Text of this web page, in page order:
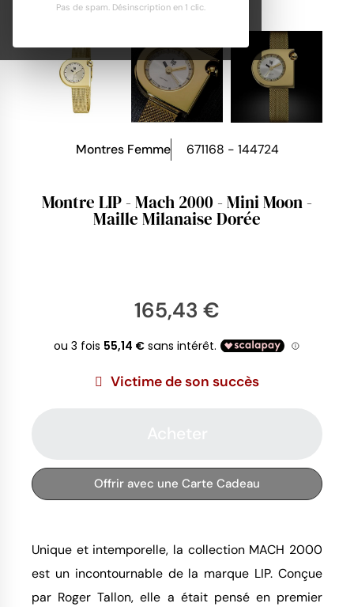
Pas de spam. Désinscription en 1 clic.
Montres Femme 671168 - 144724
Montre LIP - Mach 2000 - Mini Moon -
Maille Milanaise Dorée
165,43 €
Victime de son succès
Offrir avec une Carte Cadeau
Unique et intemporelle, la collection MACH 2000
est un incontournable de la marque LIP. Conçue
par Roger Tallon, elle a était pensé en premier